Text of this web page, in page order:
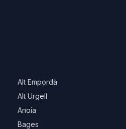
Alt Empordà
Alt Urgell
Anoia
Bages